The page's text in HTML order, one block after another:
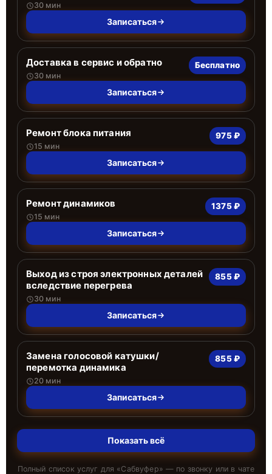
30 мин
Записаться
Доставка в сервис и обратно
30 мин
Бесплатно
Записаться
Ремонт блока питания
15 мин
975 ₽
Записаться
Ремонт динамиков
15 мин
1375 ₽
Записаться
Выход из строя электронных деталей
вследствие перегрева
30 мин
855 ₽
Записаться
Замена голосовой катушки/
перемотка динамика
20 мин
855 ₽
Записаться
Показать всё
Полный список услуг для «Сабвуфер» — по звонку или в чате